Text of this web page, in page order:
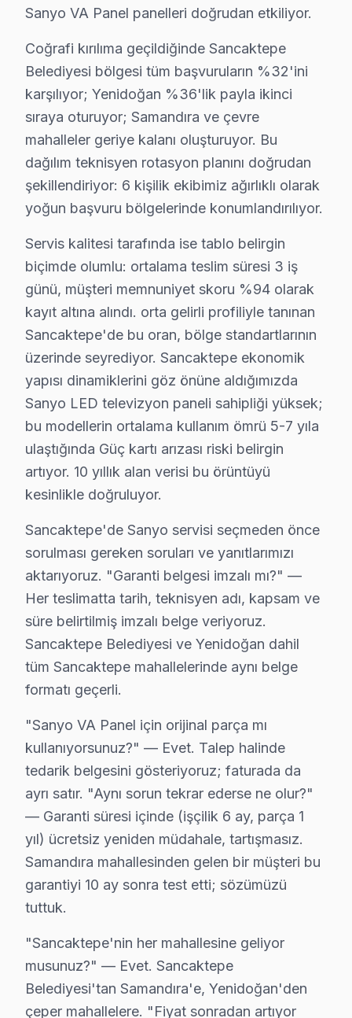
Osmangazi'da Sanyo TV Servisi
Osmangazi Mahallesi'nde Sanyo cihaz tamir
Paşaköy'de Sanyo TV Servisi
Paşaköy Mahallesi'nde Sanyo cihaz tamiri
Safa'da Sanyo TV Servisi
Safa Mahallesi'nde Sanyo TV hizmetleri alırken, yerel
Sarıgazi'de Sanyo TV Servisi
Sarıgazi Mahallesi'nde Sanyo cihaz tamiri için yerel
Veysel Karani'de Sanyo TV Servisi
Veysel Karani Mahallesi'nde Sanyo TV tamir
Yenidoğan'da Sanyo TV Servisi
Yenidoğan Mahallesi'nde Sanyo cihaz bakımı için
Yunusemre'de Sanyo TV Servisi
Yunusemre Mahallesi'nde Sanyo ekran bakım
Sanyo Tamir mi, Değişim mi? Rehber
Sanyo televizyonunuz arızalandığında, tamir mi
Panel/Ekran Değişimi: Ekran problemi varsa,
Anakart Tamiri: Model serisine göre fiyat farkı
Güç Kartı, LED Backlight, T-Con Kart Değişimi
Yazılım/Firmware İşlemleri: Yazılım
Yerinde bakım vs Atölye Fiyat Farkı
Fiyatları etkileyen başlıca faktörler arasında garanti
Sancaktepe'de Fabrika Servis Neden Tercih
Fabrika tamir'in avantajları arasında yerinde tamir
Sonuç olarak, Sancaktepe bölgesindeki Fabrika
Sancaktepe Sanyo servis - TV Tamiri
Sanyo TV anakartı neden yanıyor? Genellikle: voltaj
BGA reballing, SMD lehimleme, güç kartı onarımı —
Neden Sancaktepe'de Sanyo teknik desteği
Sancaktepe Sanyo TV Ekran Anakart Profesyonel Servis ve
Sancaktepe'da Sanyo TV'niz bozulduğunda
• Sancaktepe'de 25+ sertifikalı teknisyen Sanyo
Sanyo VA Panel panelleri doğrudan etkiliyor.
Coğrafi kırılıma geçildiğinde Sancaktepe
Belediyesi bölgesi tüm başvuruların %32'ini
karşılıyor; Yenidoğan %36'lik payla ikinci
sıraya oturuyor; Samandıra ve çevre
mahalleler geriye kalanı oluşturuyor. Bu
dağılım teknisyen rotasyon planını doğrudan
şekillendiriyor: 6 kişilik ekibimiz ağırlıklı olarak
yoğun başvuru bölgelerinde konumlandırılıyor.
Servis kalitesi tarafında ise tablo belirgin
biçimde olumlu: ortalama teslim süresi 3 iş
günü, müşteri memnuniyet skoru %94 olarak
kayıt altına alındı. orta gelirli profiliyle tanınan
Sancaktepe'de bu oran, bölge standartlarının
üzerinde seyrediyor. Sancaktepe ekonomik
yapısı dinamiklerini göz önüne aldığımızda
Sanyo LED televizyon paneli sahipliği yüksek;
bu modellerin ortalama kullanım ömrü 5-7 yıla
ulaştığında Güç kartı arızası riski belirgin
artıyor. 10 yıllık alan verisi bu örüntüyü
kesinlikle doğruluyor.
Sancaktepe'de Sanyo servisi seçmeden önce
sorulması gereken soruları ve yanıtlarımızı
aktarıyoruz. "Garanti belgesi imzalı mı?" —
Her teslimatta tarih, teknisyen adı, kapsam ve
süre belirtilmiş imzalı belge veriyoruz.
Sancaktepe Belediyesi ve Yenidoğan dahil
tüm Sancaktepe mahallelerinde aynı belge
formatı geçerli.
"Sanyo VA Panel için orijinal parça mı
kullanıyorsunuz?" — Evet. Talep halinde
tedarik belgesini gösteriyoruz; faturada da
ayrı satır. "Aynı sorun tekrar ederse ne olur?"
— Garanti süresi içinde (işçilik 6 ay, parça 1
yıl) ücretsiz yeniden müdahale, tartışmasız.
Samandıra mahallesinden gelen bir müşteri bu
garantiyi 10 ay sonra test etti; sözümüzü
tuttuk.
"Sancaktepe'nin her mahallesine geliyor
musunuz?" — Evet. Sancaktepe
Belediyesi'tan Samandıra'e, Yenidoğan'den
çeper mahallelere. "Fiyat sonradan artıyor